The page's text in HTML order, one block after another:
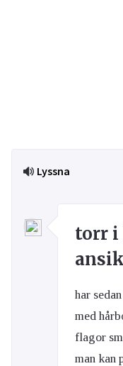
Lyssna
torr i
har
med
flagor
man kan